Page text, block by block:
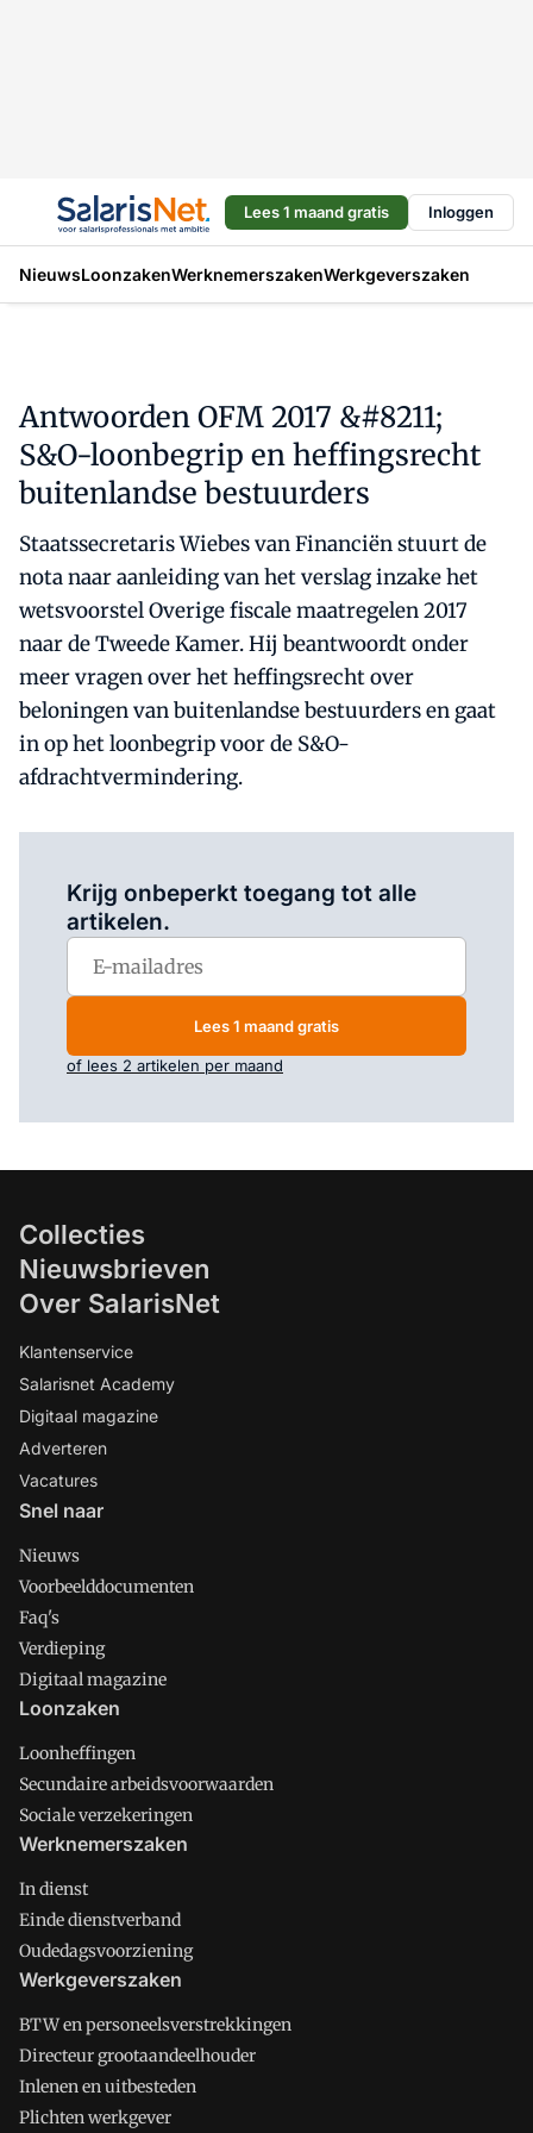
Lees 1 maand gratis Inloggen
NieuwsLoonzakenWerknemerszakenWerkgeverszaken
Antwoorden OFM 2017 &#8211;
S&O-loonbegrip en heffingsrecht
buitenlandse bestuurders
Staatssecretaris Wiebes van Financiën stuurt de
nota naar aanleiding van het verslag inzake het
wetsvoorstel Overige fiscale maatregelen 2017
naar de Tweede Kamer. Hij beantwoordt onder
meer vragen over het heffingsrecht over
beloningen van buitenlandse bestuurders en gaat
in op het loonbegrip voor de S&O-
afdrachtvermindering.
Krijg onbeperkt toegang tot alle
artikelen.
Lees 1 maand gratis
of lees 2 artikelen per maand
Collecties
Nieuwsbrieven
Over SalarisNet
Klantenservice
Salarisnet Academy
Digitaal magazine
Adverteren
Vacatures
Snel naar
Nieuws
Voorbeelddocumenten
Faq's
Verdieping
Digitaal magazine
Loonzaken
Loonheffingen
Secundaire arbeidsvoorwaarden
Sociale verzekeringen
Werknemerszaken
In dienst
Einde dienstverband
Oudedagsvoorziening
Werkgeverszaken
BTW en personeelsverstrekkingen
Directeur grootaandeelhouder
Inlenen en uitbesteden
Plichten werkgever